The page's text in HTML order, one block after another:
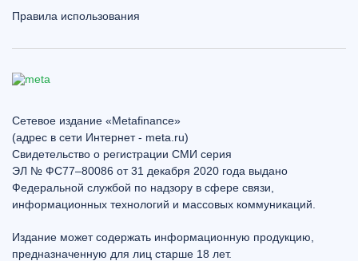
Правила использования
Сетевое издание «Metafinance»
(адрес в сети Интернет - meta.ru)
Свидетельство о регистрации СМИ серия
ЭЛ № ФС77–80086 от 31 декабря 2020 года выдано
Федеральной службой по надзору в сфере связи,
информационных технологий и массовых коммуникаций.
Издание может содержать информационную продукцию,
предназначенную для лиц старше 18 лет.